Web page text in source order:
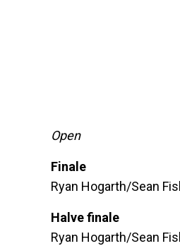
Open
Finale
Ryan Hogarth/Sean
Halve finale
Ryan Hogarth/Sean